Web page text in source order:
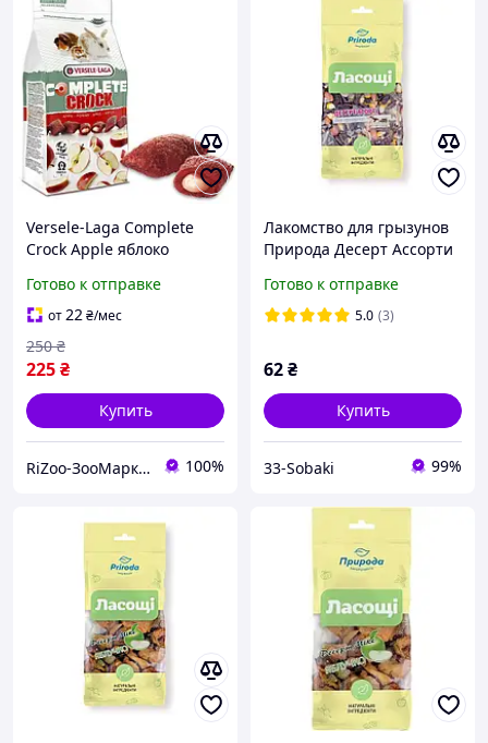
Versele-Laga Complete
Crock Apple яблоко
грызунов 50 г
Готово к отправке
от22₴/мес
225₴
250 ₴
Купить
RiZoo-ЗооМаркет 100%
Лакомство для грызунов
Природа Десерт Ассорти
Готово к отправке
5.0 (3)
62₴
Купить
33-Sobaki 99%